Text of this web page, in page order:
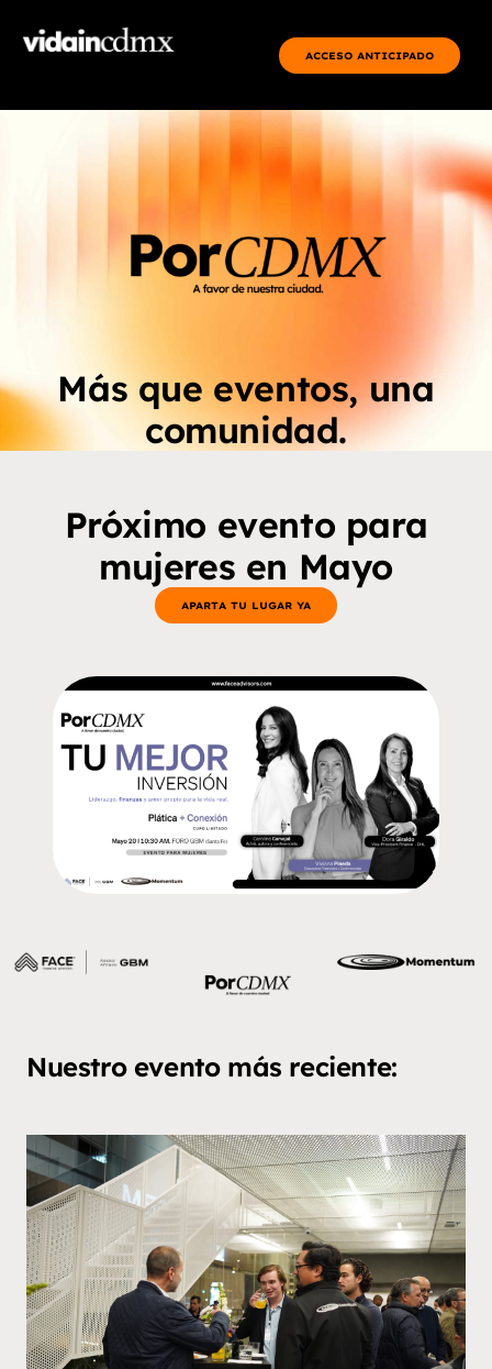
ACCESO ANTICIPADO
Más que eventos, una
comunidad.
Próximo evento para
mujeres en Mayo
APARTA TU LUGAR YA
Nuestro evento más reciente: